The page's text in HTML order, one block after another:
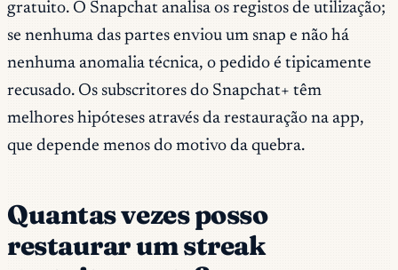
gratuito. O Snapchat analisa os registos de utilização;
se nenhuma das partes enviou um snap e não há
nenhuma anomalia técnica, o pedido é tipicamente
recusado. Os subscritores do Snapchat+ têm
melhores hipóteses através da restauração na app,
que depende menos do motivo da quebra.
Quantas vezes posso
restaurar um streak